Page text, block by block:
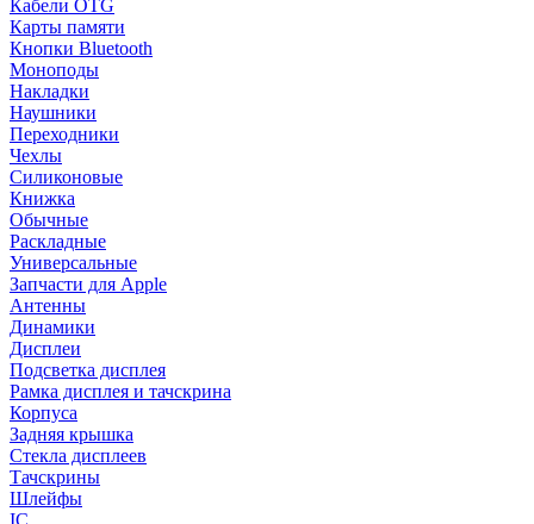
Кабели OTG
Карты памяти
Кнопки Bluetooth
Моноподы
Накладки
Наушники
Переходники
Чехлы
Силиконовые
Книжка
Обычные
Раскладные
Универсальные
Запчасти для Apple
Антенны
Динамики
Дисплеи
Подсветка дисплея
Рамка дисплея и тачскрина
Корпуса
Задняя крышка
Стекла дисплеев
Тачскрины
Шлейфы
IC